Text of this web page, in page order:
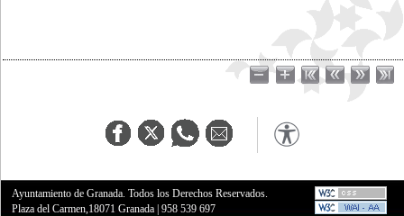
Ayuntamiento de Granada. Todos los Derechos Reservados.
Plaza del Carmen,18071 Granada |958 539 697